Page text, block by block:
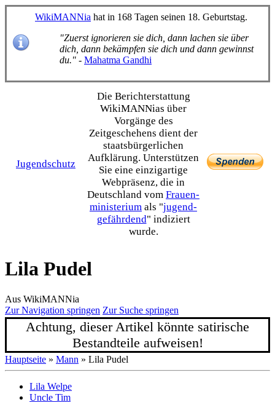
WikiMANNia hat in 168 Tagen seinen 18. Geburtstag.
"Zuerst ignorieren sie dich, dann lachen sie über
dich, dann bekämpfen sie dich und dann gewinnst
du." - Mahatma Gandhi
Jugendschutz
Die Bericht­erstattung
WikiMANNias über
Vorgänge des
Zeitgeschehens dient der
staats­bürgerlichen
Aufklärung. Unterstützen
Sie eine einzig­artige
Webpräsenz, die in
Deutschland vom Frauen­
ministerium als "jugend­
gefährdend" indiziert
wurde.
Lila Pudel
Aus WikiMANNia
Zur Navigation springen Zur Suche springen
Achtung, dieser Artikel könnte satirische
Bestandteile aufweisen!
Hauptseite » Mann » Lila Pudel
Lila Welpe
Uncle Tim